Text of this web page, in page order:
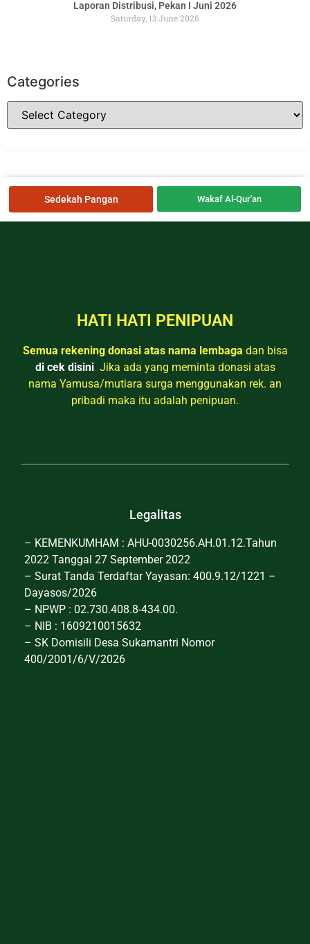
Laporan Distribusi, Pekan I Juni 2026
Saturday, 13 June 2026
Categories
Sedekah Pangan Wakaf Al-Qur'an
HATI HATI PENIPUAN
Semua rekening donasi atas nama lembaga dan bisa
di cek disini. Jika ada yang meminta donasi atas
nama Yamusa/mutiara surga menggunakan rek. an
pribadi maka itu adalah penipuan.
Legalitas
– KEMENKUMHAM : AHU-0030256.AH.01.12.Tahun
2022 Tanggal 27 September 2022
– Surat Tanda Terdaftar Yayasan: 400.9.12/1221 –
Dayasos/2026
– NPWP : 02.730.408.8-434.00.
– NIB : 1609210015632
– SK Domisili Desa Sukamantri Nomor
400/2001/6/V/2026